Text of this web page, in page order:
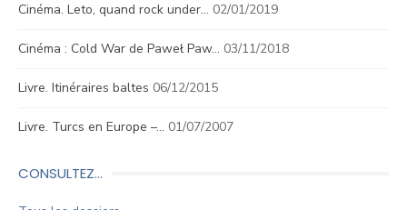
Cinéma. Leto, quand rock under… 02/01/2019
Cinéma : Cold War de Paweł Paw… 03/11/2018
Livre. Itinéraires baltes 06/12/2015
Livre. Turcs en Europe –… 01/07/2007
CONSULTEZ…